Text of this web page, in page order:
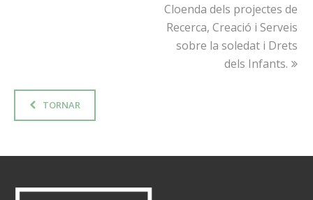
next
post:
Cloenda dels projectes de
Recerca, Creació i Serveis
sobre la soledat i Drets
dels Infants.
TORNAR